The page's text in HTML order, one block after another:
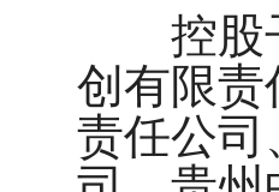
控股子
创有限责
责任公司